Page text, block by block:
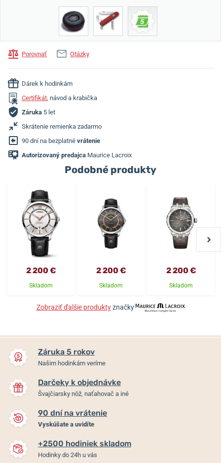
Porovnať Otázky
Dárek k hodinkám
Certifikát, návod a krabička
Záruka 5 let
Skrátenie remienka zadarmo
90 dní na bezplatné vrátenie
Autorizovaný predajca Maurice Lacroix
Podobné produkty
2 200 €
Skladom
2 200 €
Skladom
2 200 €
Skladom
Zobraziť ďalšie produktyznačky
Záruka 5 rokov
Našim hodinkám veríme
Darčeky k objednávke
Švajčiarsky nôž, naťahovač a iné
90 dní na vrátenie
Vyskúšate a uvidíte
+2500 hodiniek skladom
Hodinky do 24h u vás